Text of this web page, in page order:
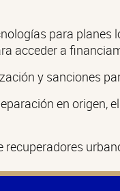
para planes
acceder a
y sanciones
en origen,
recuperadores